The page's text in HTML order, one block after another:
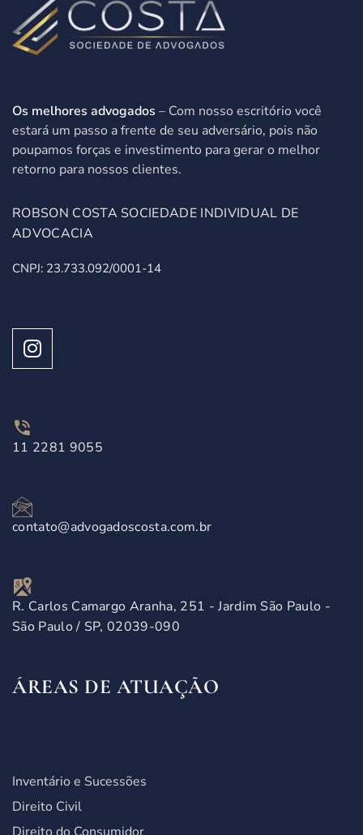
Os melhores advogados – Com nosso escritório você
estará um passo a frente de seu adversário, pois não
poupamos forças e investimento para gerar o melhor
retorno para nossos clientes.
ROBSON COSTA SOCIEDADE INDIVIDUAL DE
ADVOCACIA
CNPJ: 23.733.092/0001-14
11 2281 9055
contato@advogadoscosta.com.br
R. Carlos Camargo Aranha, 251 - Jardim São Paulo -
São Paulo / SP, 02039-090
ÁREAS DE ATUAÇÃO
Inventário e Sucessões
Direito Civil
Direito do Consumidor